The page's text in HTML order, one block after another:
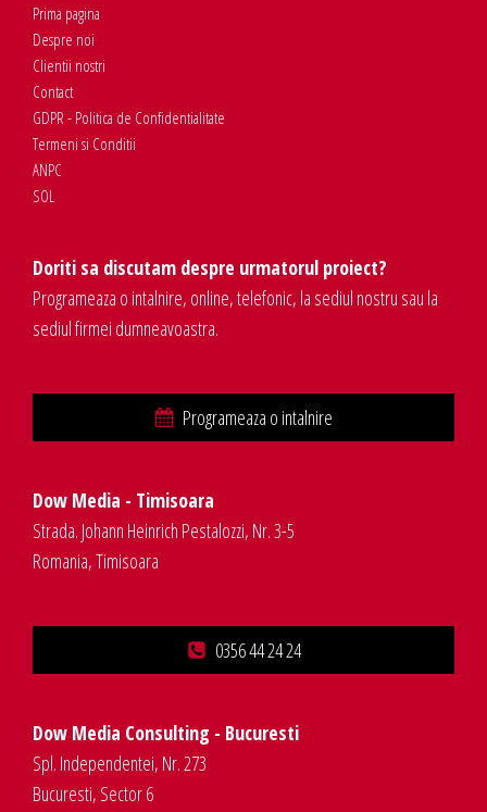
Prima pagina
Despre noi
Clientii nostri
Contact
GDPR - Politica de Confidentialitate
Termeni si Conditii
ANPC
SOL
Doriti sa discutam despre urmatorul proiect?
Programeaza o intalnire, online, telefonic, la sediul nostru sau la
sediul firmei dumneavoastra.
Programeaza o intalnire
Dow Media - Timisoara
Strada. Johann Heinrich Pestalozzi, Nr. 3-5
Romania, Timisoara
0356 44 24 24
Dow Media Consulting - Bucuresti
Spl. Independentei, Nr. 273
Bucuresti, Sector 6